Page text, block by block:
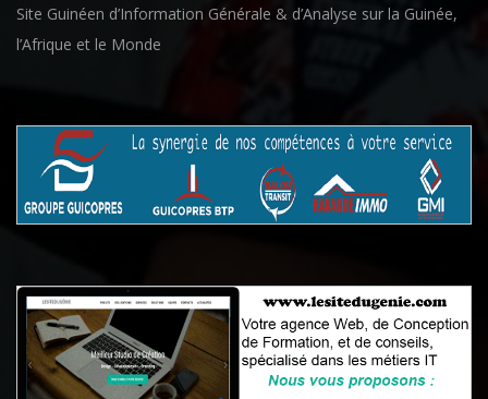
Site Guinéen d’Information Générale & d’Analyse sur la Guinée,
l’Afrique et le Monde